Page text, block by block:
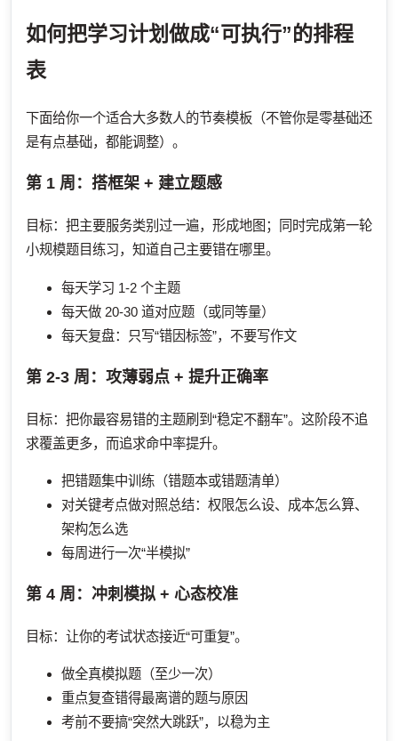
如何把学习计划做成“可执行”的排程
表
下面给你一个适合大多数人的节奏模板（不管你是零基础还
是有点基础，都能调整）。
第 1 周：搭框架 + 建立题感
目标：把主要服务类别过一遍，形成地图；同时完成第一轮
小规模题目练习，知道自己主要错在哪里。
每天学习 1-2 个主题
每天做 20-30 道对应题（或同等量）
每天复盘：只写“错因标签”，不要写作文
第 2-3 周：攻薄弱点 + 提升正确率
目标：把你最容易错的主题刷到“稳定不翻车”。这阶段不追
求覆盖更多，而追求命中率提升。
把错题集中训练（错题本或错题清单）
对关键考点做对照总结：权限怎么设、成本怎么算、
架构怎么选
每周进行一次“半模拟”
第 4 周：冲刺模拟 + 心态校准
目标：让你的考试状态接近“可重复”。
做全真模拟题（至少一次）
重点复查错得最离谱的题与原因
考前不要搞“突然大跳跃”，以稳为主